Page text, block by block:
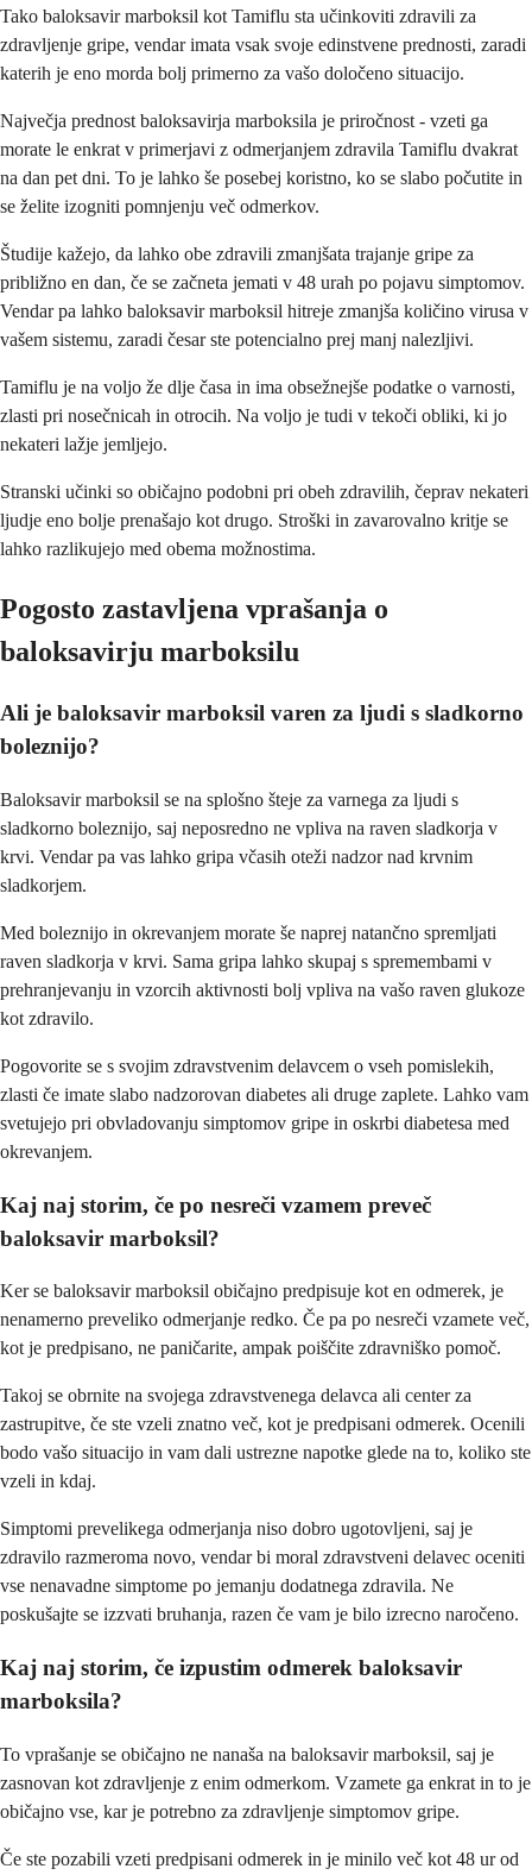
Tako baloksavir marboksil kot Tamiflu sta učinkoviti zdravili za
zdravljenje gripe, vendar imata vsak svoje edinstvene prednosti, zaradi
katerih je eno morda bolj primerno za vašo določeno situacijo.
Največja prednost baloksavirja marboksila je priročnost - vzeti ga
morate le enkrat v primerjavi z odmerjanjem zdravila Tamiflu dvakrat
na dan pet dni. To je lahko še posebej koristno, ko se slabo počutite in
se želite izogniti pomnjenju več odmerkov.
Študije kažejo, da lahko obe zdravili zmanjšata trajanje gripe za
približno en dan, če se začneta jemati v 48 urah po pojavu simptomov.
Vendar pa lahko baloksavir marboksil hitreje zmanjša količino virusa v
vašem sistemu, zaradi česar ste potencialno prej manj nalezljivi.
Tamiflu je na voljo že dlje časa in ima obsežnejše podatke o varnosti,
zlasti pri nosečnicah in otrocih. Na voljo je tudi v tekoči obliki, ki jo
nekateri lažje jemljejo.
Stranski učinki so običajno podobni pri obeh zdravilih, čeprav nekateri
ljudje eno bolje prenašajo kot drugo. Stroški in zavarovalno kritje se
lahko razlikujejo med obema možnostima.
Pogosto zastavljena vprašanja o
baloksavirju marboksilu
Ali je baloksavir marboksil varen za ljudi s sladkorno
boleznijo?
Baloksavir marboksil se na splošno šteje za varnega za ljudi s
sladkorno boleznijo, saj neposredno ne vpliva na raven sladkorja v
krvi. Vendar pa vas lahko gripa včasih oteži nadzor nad krvnim
sladkorjem.
Med boleznijo in okrevanjem morate še naprej natančno spremljati
raven sladkorja v krvi. Sama gripa lahko skupaj s spremembami v
prehranjevanju in vzorcih aktivnosti bolj vpliva na vašo raven glukoze
kot zdravilo.
Pogovorite se s svojim zdravstvenim delavcem o vseh pomislekih,
zlasti če imate slabo nadzorovan diabetes ali druge zaplete. Lahko vam
svetujejo pri obvladovanju simptomov gripe in oskrbi diabetesa med
okrevanjem.
Kaj naj storim, če po nesreči vzamem preveč
baloksavir marboksil?
Ker se baloksavir marboksil običajno predpisuje kot en odmerek, je
nenamerno preveliko odmerjanje redko. Če pa po nesreči vzamete več,
kot je predpisano, ne paničarite, ampak poiščite zdravniško pomoč.
Takoj se obrnite na svojega zdravstvenega delavca ali center za
zastrupitve, če ste vzeli znatno več, kot je predpisani odmerek. Ocenili
bodo vašo situacijo in vam dali ustrezne napotke glede na to, koliko ste
vzeli in kdaj.
Simptomi prevelikega odmerjanja niso dobro ugotovljeni, saj je
zdravilo razmeroma novo, vendar bi moral zdravstveni delavec oceniti
vse nenavadne simptome po jemanju dodatnega zdravila. Ne
poskušajte se izzvati bruhanja, razen če vam je bilo izrecno naročeno.
Kaj naj storim, če izpustim odmerek baloksavir
marboksila?
To vprašanje se običajno ne nanaša na baloksavir marboksil, saj je
zasnovan kot zdravljenje z enim odmerkom. Vzamete ga enkrat in to je
običajno vse, kar je potrebno za zdravljenje simptomov gripe.
Če ste pozabili vzeti predpisani odmerek in je minilo več kot 48 ur od